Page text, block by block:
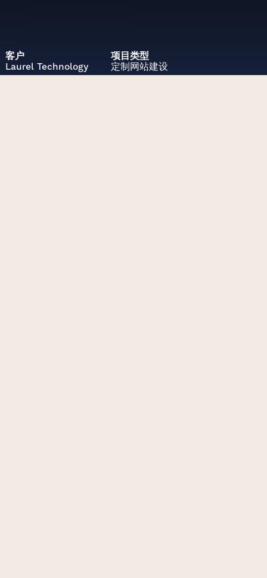
客户
Laurel Technology
项目类型
定制网站建设